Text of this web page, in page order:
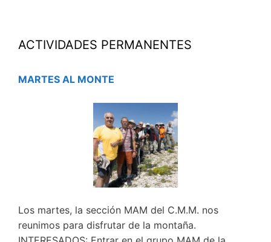
ACTIVIDADES PERMANENTES
MARTES AL MONTE
Los martes, la sección MAM del C.M.M. nos
reunimos para disfrutar de la montaña.